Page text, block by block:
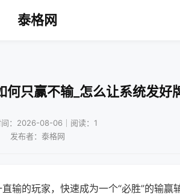
泰格网
何只赢不输_怎么让系统发好
间：2026-08-06｜阅读：1
发布者：泰格网
输的玩家，快速成为一个“必胜”的输赢